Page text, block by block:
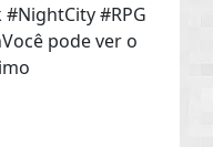
#RPG
pode ver o